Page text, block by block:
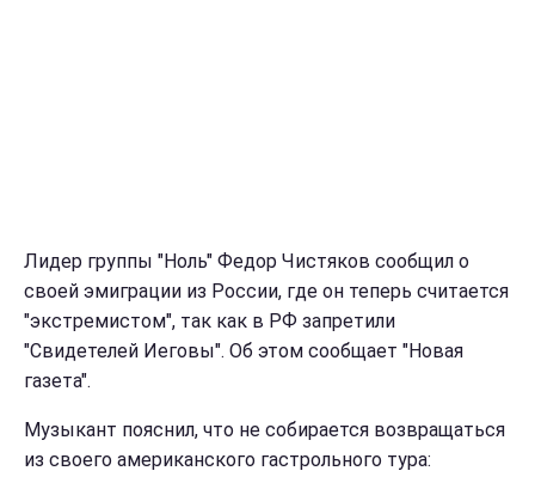
Лидер группы "Ноль" Федор Чистяков сообщил о
своей эмиграции из России, где он теперь считается
"экстремистом", так как в РФ запретили
"Свидетелей Иеговы". Об этом сообщает "Новая
газета".
Музыкант пояснил, что не собирается возвращаться
из своего американского гастрольного тура: